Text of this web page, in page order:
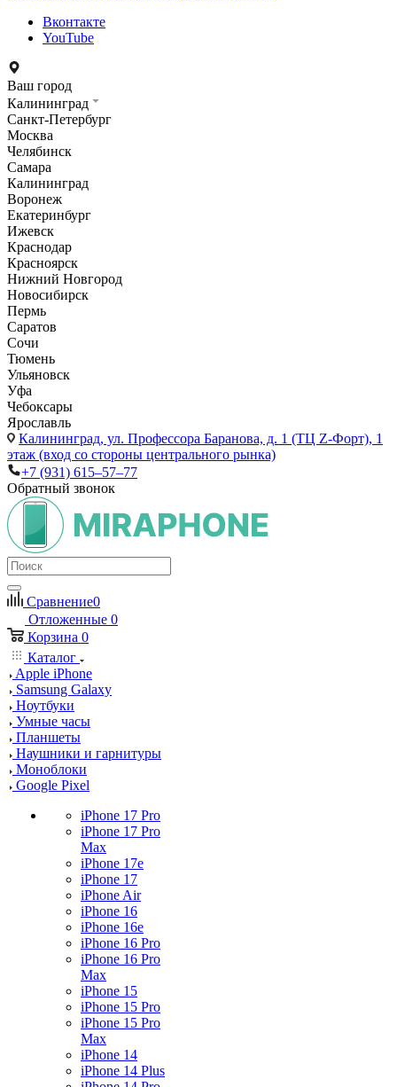
Вконтакте
YouTube
Ваш город
Калининград
Санкт-Петербург
Москва
Челябинск
Самара
Калининград
Воронеж
Екатеринбург
Ижевск
Краснодар
Красноярск
Нижний Новгород
Новосибирск
Пермь
Саратов
Сочи
Тюмень
Ульяновск
Уфа
Чебоксары
Ярославль
Калининград, ул. Профессора Баранова, д. 1 (ТЦ Z-Форт), 1
этаж (вход со стороны центрального рынка)
+7 (931) 615‒57‒77
Обратный звонок
Сравнение0
Отложенные 0
Корзина 0
Каталог
Apple iPhone
Samsung Galaxy
Ноутбуки
Умные часы
Планшеты
Наушники и гарнитуры
Моноблоки
Google Pixel
iPhone 17 Pro
iPhone 17 Pro
Max
iPhone 17e
iPhone 17
iPhone Air
iPhone 16
iPhone 16e
iPhone 16 Pro
iPhone 16 Pro
Max
iPhone 15
iPhone 15 Pro
iPhone 15 Pro
Max
iPhone 14
iPhone 14 Plus